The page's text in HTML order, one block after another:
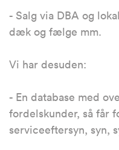
- Salg via DBA og
dæk og fælge mm.
Vi har desuden:
- En database med
fordelskunder, så får
serviceeftersyn, syn,